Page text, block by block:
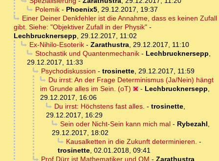
Polemik- Phoenix5, 29.12.2017, 19:37
Einer Deiner Denkfehler ist die Annahme, dass es keinen Zufall
gibt. Siehe: "Objektiver Zufall in der Physik" -
Lechbrucknersepp, 29.12.2017, 11:02
Ex-Nihilo-Esoterik- Zarathustra, 29.12.2017, 11:10
Stochastik und Quantenmechanik- Lechbrucknersepp,
29.12.2017, 11:33
Psychodiskussion - trosinette, 29.12.2017, 11:59
Du irrst: An der Frage Determinismus (Ja/Nein) hängt
im Grunde alles im Sein. (oT)
- Lechbrucknersepp,
29.12.2017, 16:06
Du irrst: Höchstens fast alles. - trosinette,
29.12.2017, 16:29
Sein oder Nicht-Sein kann mich mal- Rybezahl,
29.12.2017, 18:02
Kausalketten in die Zukunft determinieren. -
trosinette, 02.01.2018, 09:41
Prof Dürr ist Mathematiker und QM - Zarathustra,